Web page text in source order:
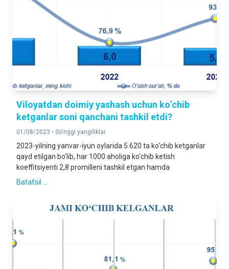
Viloyatdan doimiy yashash uchun ko‘chib
ketganlar soni qanchani tashkil etdi?
01/08/2023 • So'nggi yangiliklar
2023-yilning yanvar-iyun oylarida 5 620 ta ko‘chib ketganlar
qayd etilgan bo‘lib, har 1000 aholiga ko‘chib ketish
koeffitsiyenti 2,8 promilleni tashkil etgan hamda
Batafsil ...